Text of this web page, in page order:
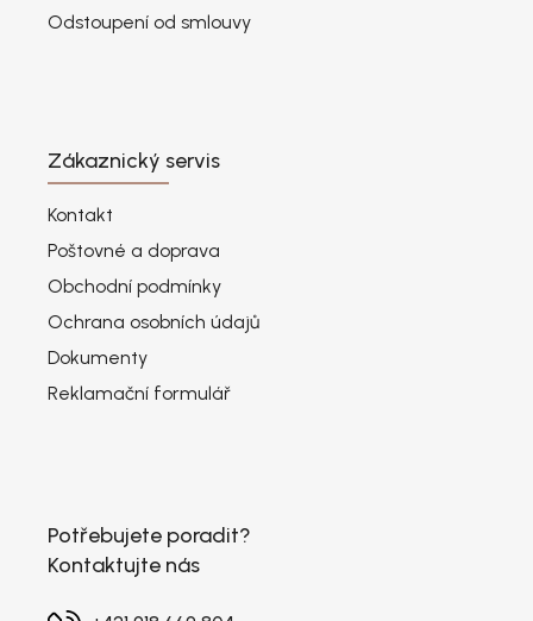
Odstoupení od smlouvy
Zákaznický servis
Kontakt
Poštovné a doprava
Obchodní podmínky
Ochrana osobních údajů
Dokumenty
Reklamační formulář
Potřebujete poradit?
Kontaktujte nás